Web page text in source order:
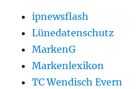
ipnewsflash
Lünedatenschutz
MarkenG
Markenlexikon
TC Wendisch Evern